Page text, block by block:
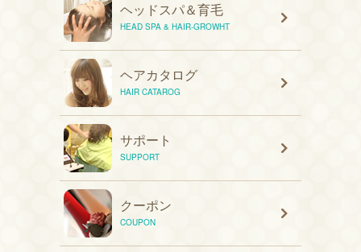
ヘッドスパ＆育毛
HEAD SPA & HAIR-GROWHT
ヘアカタログ
HAIR CATAROG
サポート
SUPPORT
クーポン
COUPON